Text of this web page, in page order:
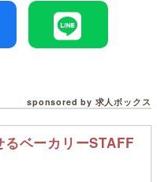
sponsored by 求人ボックス
ベーカリーSTAFF